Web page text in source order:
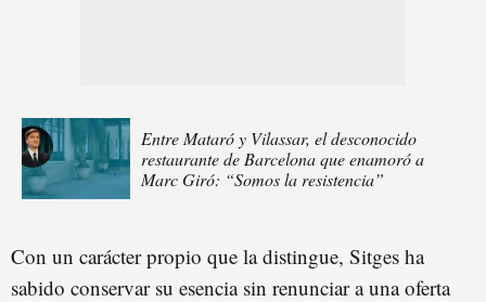
Entre Mataró y Vilassar, el desconocido
restaurante de Barcelona que enamoró a
Marc Giró: “Somos la resistencia”
Con un carácter propio que la distingue, Sitges ha
sabido conservar su esencia sin renunciar a una oferta